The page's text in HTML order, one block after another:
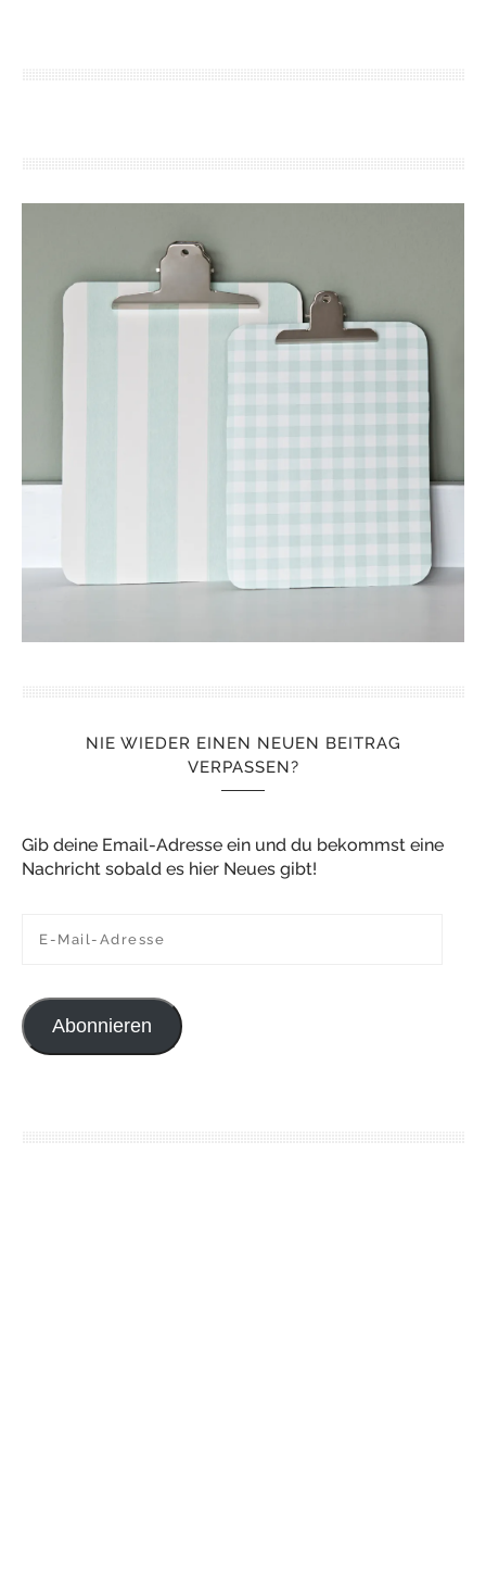
NIE WIEDER EINEN NEUEN BEITRAG
VERPASSEN?
Gib deine Email-Adresse ein und du bekommst eine
Nachricht sobald es hier Neues gibt!
Abonnieren